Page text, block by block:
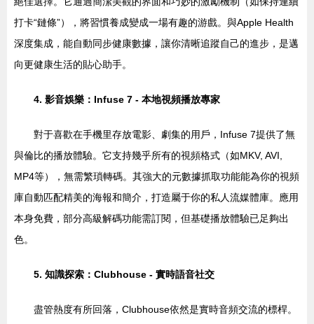
打卡“鏈條”），將習慣養成變成一場有趣的游戲。與Apple Health
深度集成，能自動同步健康數據，讓你清晰追蹤自己的進步，是邁
向更健康生活的貼心助手。
4. 影音娛樂：Infuse 7 - 本地視頻播放專家
對于喜歡在手機里存放電影、劇集的用戶，Infuse 7提供了無
與倫比的播放體驗。它支持幾乎所有的視頻格式（如MKV, AVI,
MP4等），無需繁瑣轉碼。其強大的元數據抓取功能能為你的視頻
庫自動匹配精美的海報和簡介，打造屬于你的私人流媒體庫。應用
本身免費，部分高級解碼功能需訂閱，但基礎播放體驗已足夠出
色。
5. 知識探索：Clubhouse - 實時語音社交
盡管熱度有所回落，Clubhouse依然是實時音頻交流的標桿。